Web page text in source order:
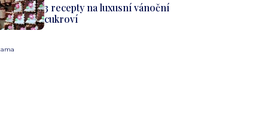
3 recepty na luxusní vánoční
cukroví